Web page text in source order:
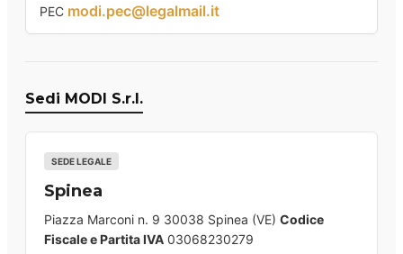
PEC modi.pec@legalmail.it
Sedi MODI S.r.l.
SEDE LEGALE
Spinea
Piazza Marconi n. 9 30038 Spinea (VE) Codice
Fiscale e Partita IVA 03068230279